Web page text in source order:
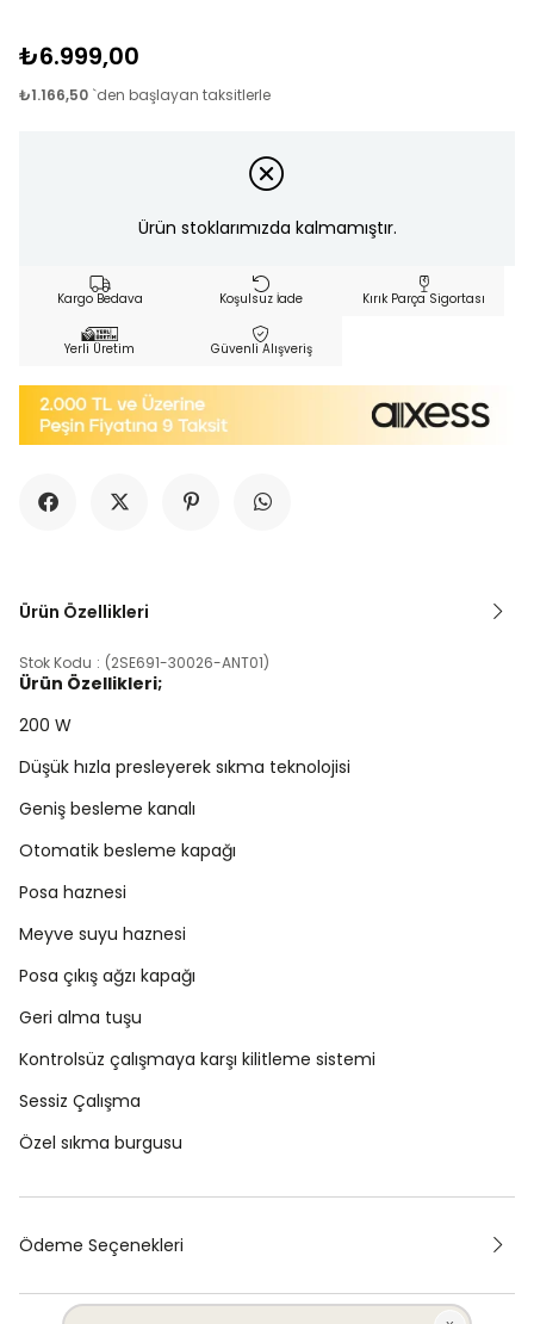
₺6.999,00
₺1.166,50 `den başlayan taksitlerle
Ürün stoklarımızda kalmamıştır.
Kargo Bedava Koşulsuz İade Kırık Parça Sigortası
Yerli Üretim Güvenli Alışveriş
Ürün Özellikleri
Stok Kodu (2SE691-30026-ANT01)
Ürün Özellikleri;
200 W
Düşük hızla presleyerek sıkma teknolojisi
Geniş besleme kanalı
Otomatik besleme kapağı
Posa haznesi
Meyve suyu haznesi
Posa çıkış ağzı kapağı
Geri alma tuşu
Kontrolsüz çalışmaya karşı kilitleme sistemi
Sessiz Çalışma
Özel sıkma burgusu
Ödeme Seçenekleri